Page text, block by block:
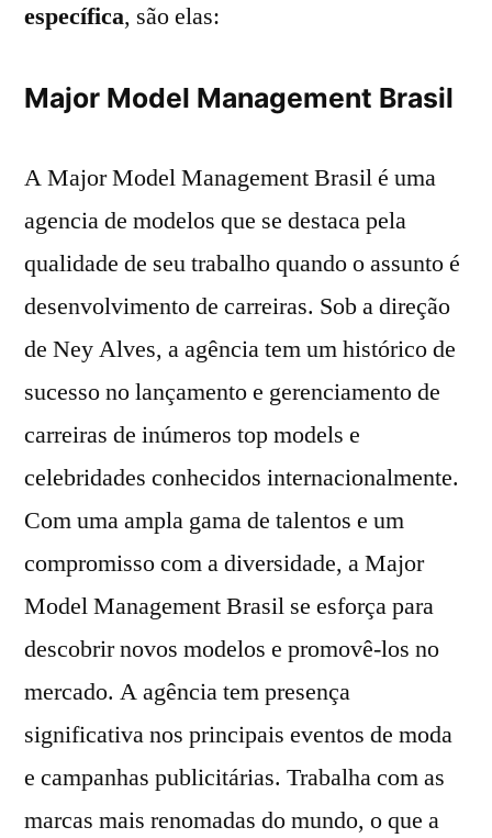
específica, são elas:
Major Model Management Brasil
A Major Model Management Brasil é uma
agencia de modelos que se destaca pela
qualidade de seu trabalho quando o assunto é
desenvolvimento de carreiras. Sob a direção
de Ney Alves, a agência tem um histórico de
sucesso no lançamento e gerenciamento de
carreiras de inúmeros top models e
celebridades conhecidos internacionalmente.
Com uma ampla gama de talentos e um
compromisso com a diversidade, a Major
Model Management Brasil se esforça para
descobrir novos modelos e promovê-los no
mercado. A agência tem presença
significativa nos principais eventos de moda
e campanhas publicitárias. Trabalha com as
marcas mais renomadas do mundo, o que a